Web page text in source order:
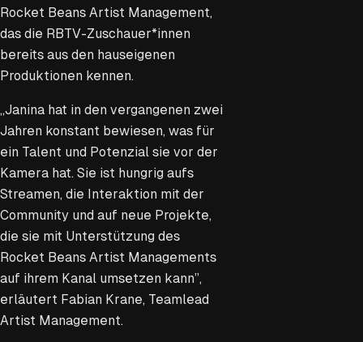
Rocket Beans Artist Management,
das die RBTV-Zuschauer*innen
bereits aus den hauseigenen
Produktionen kennen.
„Janina hat in den vergangenen zwei
Jahren konstant bewiesen, was für
ein Talent und Potenzial sie vor der
Kamera hat. Sie ist hungrig aufs
Streamen, die Interaktion mit der
Community und auf neue Projekte,
die sie mit Unterstützung des
Rocket Beans Artist Managements
auf ihrem Kanal umsetzen kann”,
erläutert Fabian Krane, Teamlead
Artist Management.